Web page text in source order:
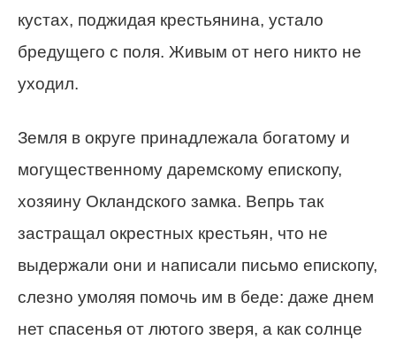
кустах, поджидая крестьянина, устало
бредущего с поля. Живым от него никто не
уходил.
Земля в округе принадлежала богатому и
могущественному даремскому епископу,
хозяину Окландского замка. Вепрь так
застращал окрестных крестьян, что не
выдержали они и написали письмо епископу,
слезно умоляя помочь им в беде: даже днем
нет спасенья от лютого зверя, а как солнце